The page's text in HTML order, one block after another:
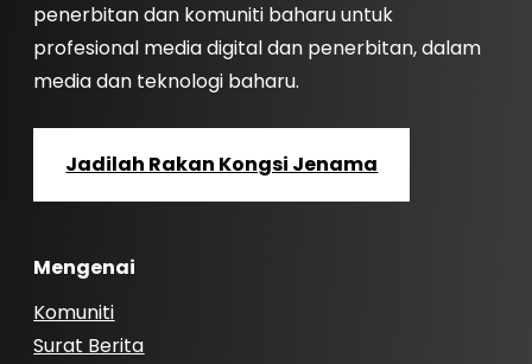
penerbitan dan komuniti baharu untuk
profesional media digital dan penerbitan, dalam
media dan teknologi baharu.
Jadilah Rakan Kongsi Jenama
Mengenai
Komuniti
Surat Berita